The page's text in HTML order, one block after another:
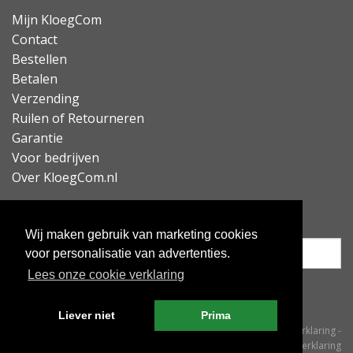
Wij maken gebruik van marketing cookies
voor personalisatie van advertenties.
Lees onze cookie verklaring
Liever niet Prima
Mijn KloegCom
Contact
Bestellen
Betalen
Verzending
Ruilen of Retourneren
Garantie
Voor bedrijven
Over KloegCom.nl
Algemene voorwaarden-Cookieverklaring-
Privacyverklaring